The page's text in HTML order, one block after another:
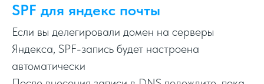
SPF для яндекс почты
Если вы делегировали домен на серверы
Яндекса, SPF-запись будет настроена
автоматически